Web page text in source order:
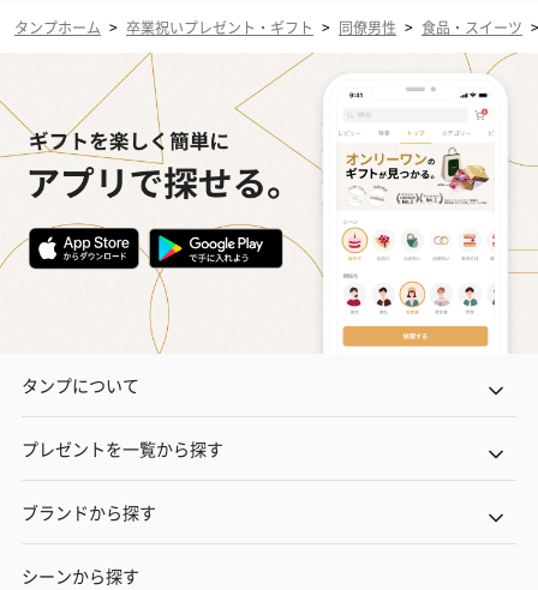
タンプホーム > 卒業祝いプレゼント・ギフト > 同僚男性 > 食品・スイーツ
タンプについて
プレゼントを一覧から探す
ブランドから探す
シーンから探す